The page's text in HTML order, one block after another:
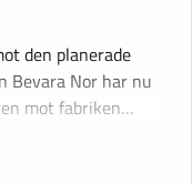
den planerade
Bevara Nor har nu
mot fabriken…